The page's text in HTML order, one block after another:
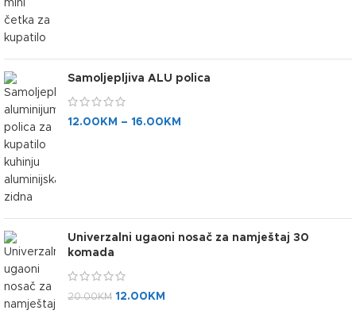
Samoljepljiva ALU polica
12.00 KM – 16.00 KM
Univerzalni ugaoni nosač za namještaj 30
komada
20.00KM 12.00 KM